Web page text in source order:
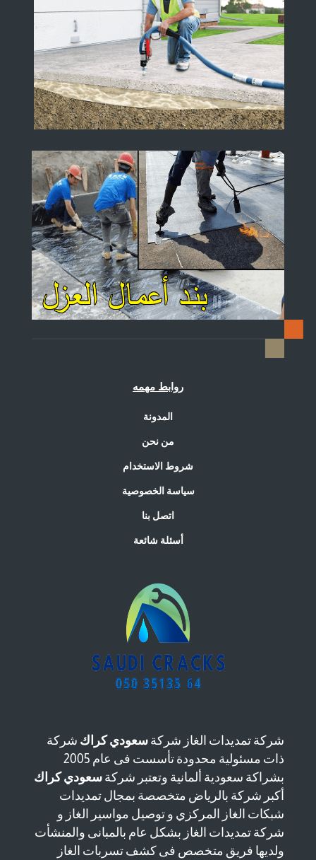
روابط مهمه
المدونة
من نحن
شروط الاستخدام
سياسة الخصوصية
اتصل بنا
أسئلة شائعة
شركة تمديدات الغاز شركة سعودي كراك شركة
ذات مسئولية محدودة تأسست فى عام 2005
بشراكة سعودية ألمانية وتعتبر شركة سعودي كراك
أكبر شركة بالرياض متخصصة بمجال تمديدات
شبكات الغاز المركزي و توصيل مواسير الغاز و
شركة تمديدات الغاز بشكل عام بالمبانى والمنشأت
ولديها فريق متخصص فى كشف تسربات الغاز